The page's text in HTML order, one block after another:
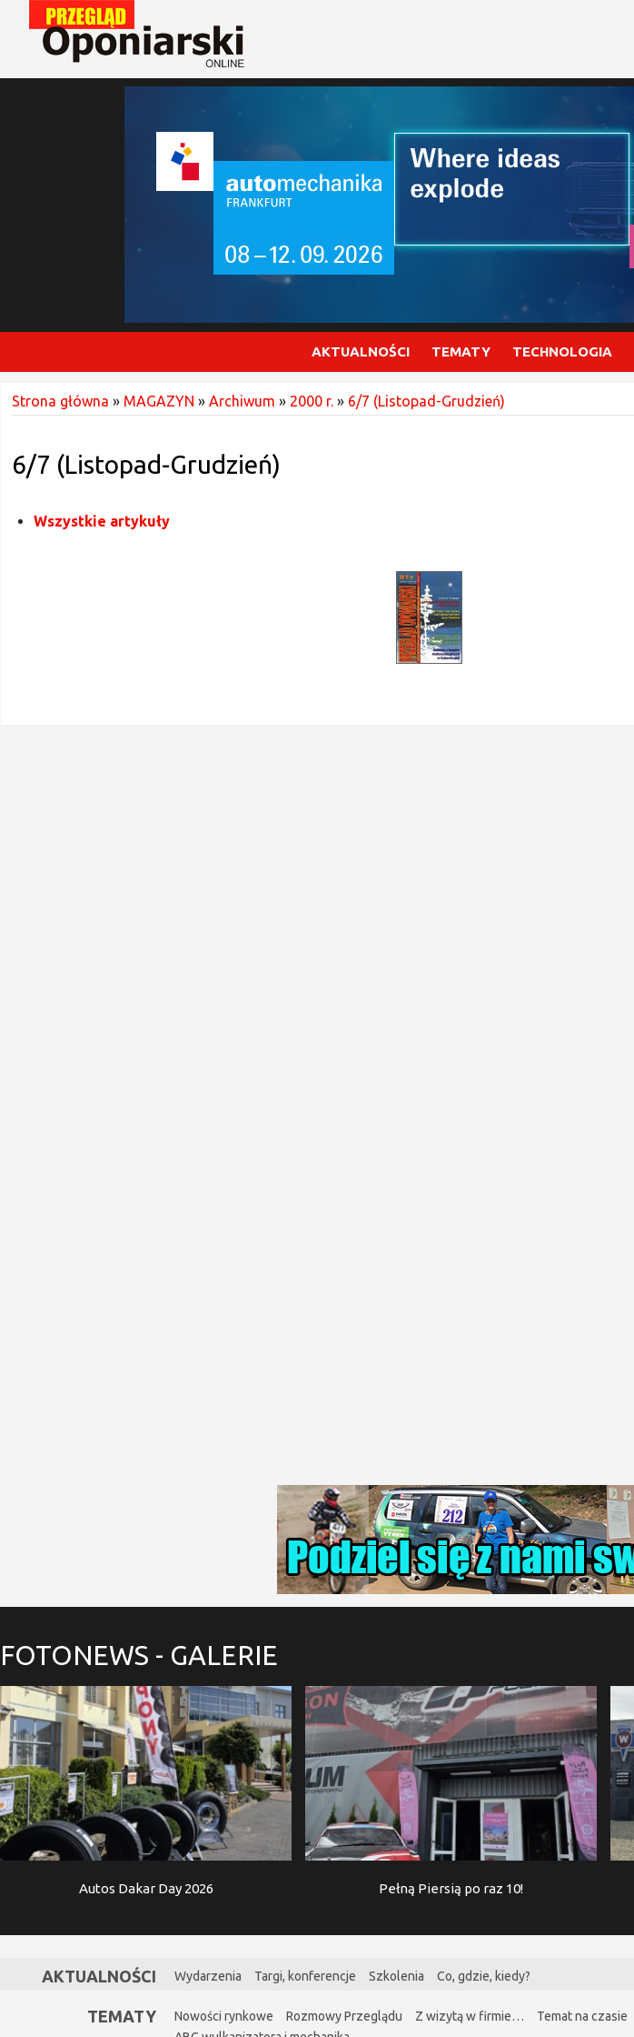
AKTUALNOŚCI TEMATY TECHNOLOGIA
Strona główna » MAGAZYN » Archiwum » 2000 r. » 6/7 (Listopad-Grudzień)
6/7 (Listopad-Grudzień)
Wszystkie artykuły
FOTONEWS - GALERIE
Autos Dakar Day 2026 Pełną Piersią po raz 10!
AKTUALNOŚCI Wydarzenia Targi, konferencje Szkolenia Co, gdzie, kiedy?
TEMATY Nowości rynkowe Rozmowy Przeglądu Z wizytą w firmie… Temat na czasie